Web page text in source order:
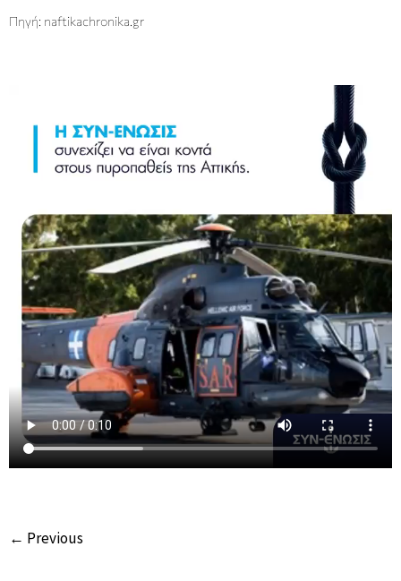
Πηγή: naftikachronika.gr
← Previous